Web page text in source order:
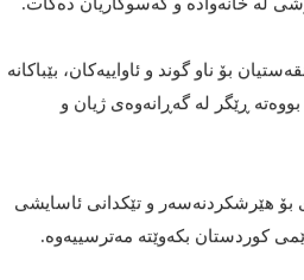
بۆ ناو گوند و ئاواییه‌كان، بێباكانه‌
ڕێگر له‌ گه‌ڕانه‌وه‌ى ژیان و
هێرشكردنه‌سه‌ر و تێكدانى ئاسایشى
كوردستان بكه‌وێته‌ مه‌ترسییه‌وه.